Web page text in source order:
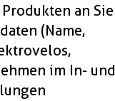
an Sie
(Name,
im In- und